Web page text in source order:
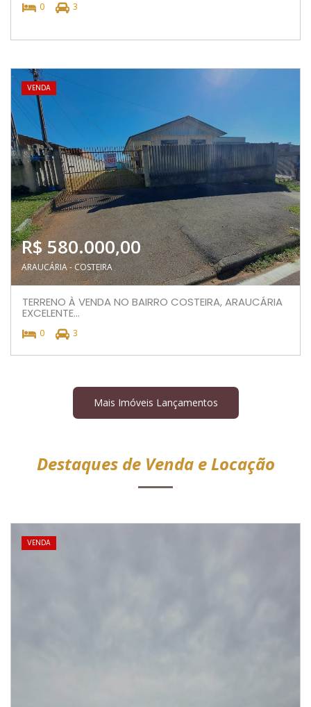
0 3
VENDA
R$ 580.000,00
ARAUCÁRIA - COSTEIRA
TERRENO À VENDA NO BAIRRO COSTEIRA, ARAUCÁRIA
EXCELENTE...
0 3
Mais Imóveis Lançamentos
Destaques de Venda e Locação
VENDA